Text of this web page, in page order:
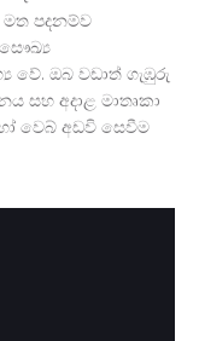
පදනම්ව
සෞඛ්‍ය
වේ. ඔබ වඩාත් ගැඹුරු
සහ අදාළ මාතෘකා
වෙබ් අඩවි සෙවීම